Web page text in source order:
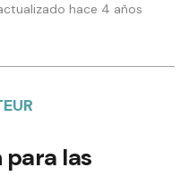
hace 4 años
las